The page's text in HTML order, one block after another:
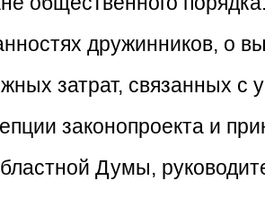
дружинников, о
затрат, связанных с
законопроекта и
Думы,